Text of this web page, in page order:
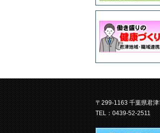
〒299-1163 千葉県君
TEL：0439-52-2511